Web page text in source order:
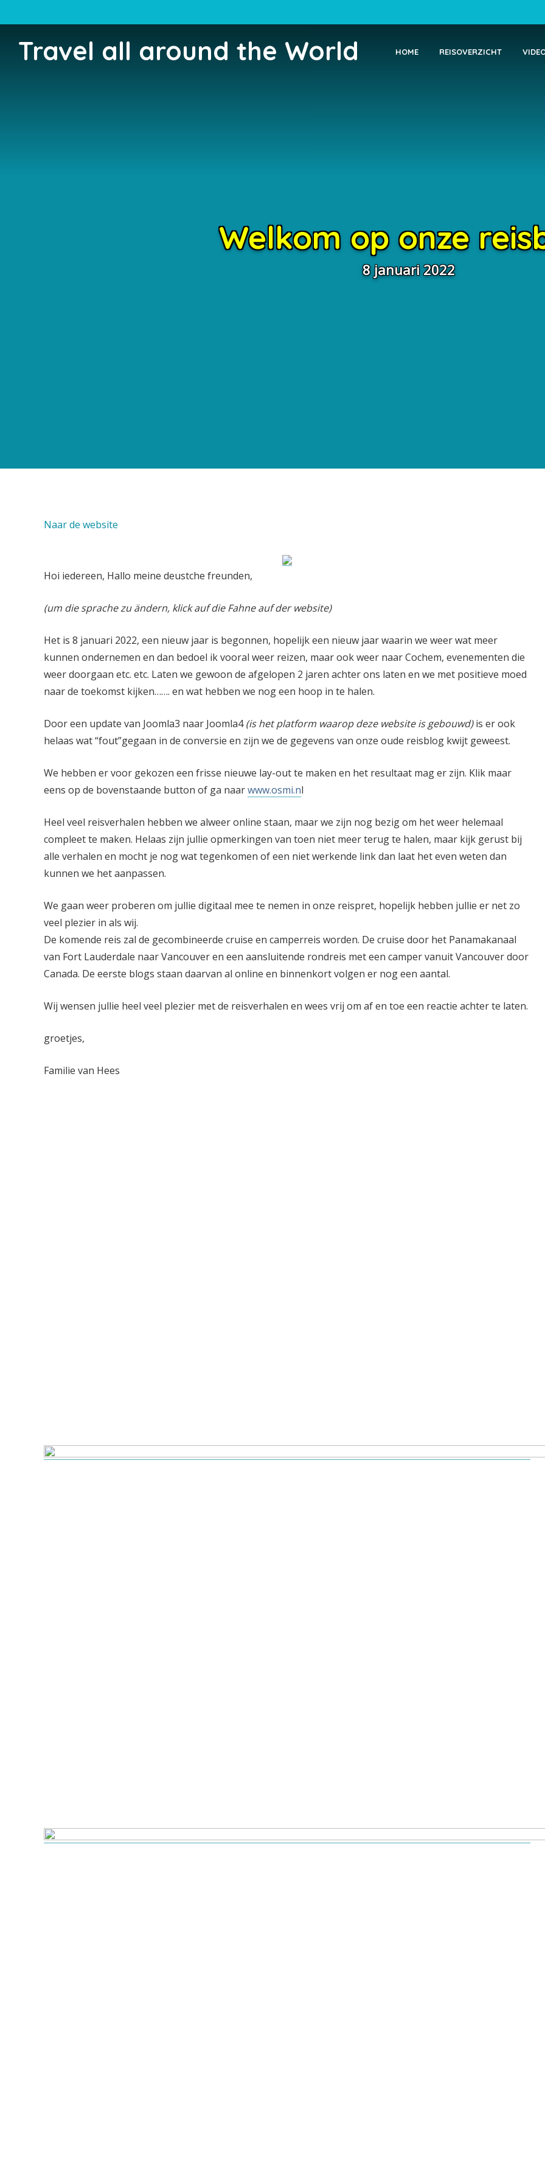
Travel all around the World HOME REISOVERZICHT
Welkom op onze
8 januari 2022
Naar de website
Hoi iedereen, Hallo meine deustche freunden,
(um die sprache zu ändern, klick auf die Fahne auf der website)
Het is 8 januari 2022, een nieuw jaar is begonnen, hopelijk een nieuw jaar waarin we weer wat meer
kunnen ondernemen en dan bedoel ik vooral weer reizen, maar ook weer naar Cochem, evenementen die
weer doorgaan etc. etc. Laten we gewoon de afgelopen 2 jaren achter ons laten en we met positieve moed
naar de toekomst kijken……. en wat hebben we nog een hoop in te halen.
Door een update van Joomla3 naar Joomla4(is het platform waarop deze website is gebouwd)is er ook
helaas wat “fout”gegaan in de conversie en zijn we de gegevens van onze oude reisblog kwijt geweest.
We hebben er voor gekozen een frisse nieuwe lay-out te maken en het resultaat mag er zijn. Klik maar
eens op de bovenstaande button of ga naarwww.osmi.nl
Heel veel reisverhalen hebben we alweer online staan, maar we zijn nog bezig om het weer helemaal
compleet te maken. Helaas zijn jullie opmerkingen van toen niet meer terug te halen, maar kijk gerust bij
alle verhalen en mocht je nog wat tegenkomen of een niet werkende link dan laat het even weten dan
kunnen we het aanpassen.
We gaan weer proberen om jullie digitaal mee te nemen in onze reispret, hopelijk hebben jullie er net zo
veel plezier in als wij.
De komende reis zal de gecombineerde cruise en camperreis worden. De cruise door het Panamakanaal
van Fort Lauderdale naar Vancouver en een aansluitende rondreis met een campervanuit Vancouver door
Canada. De eerste blogs staan daarvan al online en binnenkort volgen er nog een aantal.
Wij wensen jullie heel veel plezier met de reisverhalen en wees vrij om af en toe een reactie achter te laten.
groetjes,
Familie van Hees